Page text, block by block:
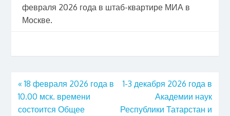
февраля 2026 года в штаб-квартире МИА в
Москве.
« 18 февраля 2026 года в
10.00 мск. времени
состоится Общее
1-3 декабря 2026 года в
Академии наук
Республики Татарстан и